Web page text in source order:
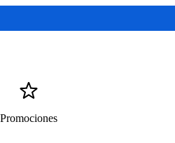
Promociones